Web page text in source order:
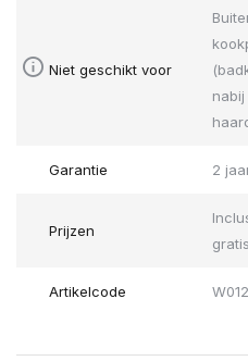
Niet geschikt voor
Garantie 2
Prijzen
Artikelcode